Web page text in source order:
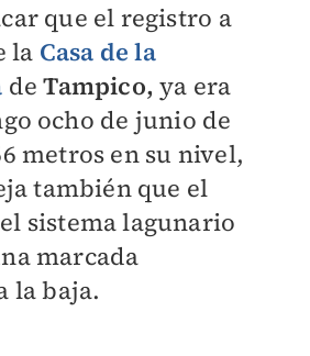
que el registro a
la Casa de la
deTampico, ya era
ocho de junio de
metros en su nivel,
también que el
sistema lagunario
marcada
la baja.